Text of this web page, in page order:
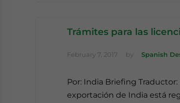
Trámites para las
February 7, 2017 by Spanish
Por: India Briefing
exportación de India está